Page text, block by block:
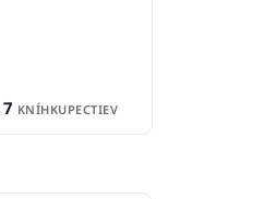
7 KNÍHKUPECTIEV